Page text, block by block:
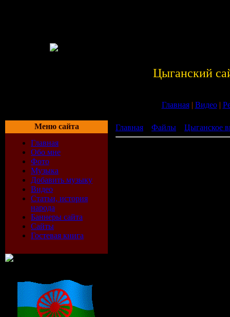
Цыганский
Главная| Видео|
Меню сайта
Главная
Обо мне
Фото
Музыка
Добавить музыку
Видео
Статьи, история
народа
Баннеры сайта
Сайты
Гостевая книга
Главная Файлы Цыганское